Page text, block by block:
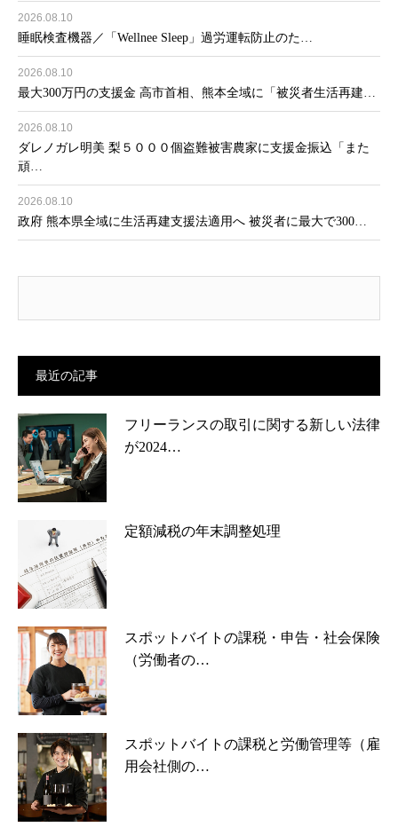
2026.08.10
睡眠検査機器／「Wellnee Sleep」過労運転防止のた…
2026.08.10
最大300万円の支援金 高市首相、熊本全域に「被災者生活再建…
2026.08.10
ダレノガレ明美 梨５０００個盗難被害農家に支援金振込「また
頑…
2026.08.10
政府 熊本県全域に生活再建支援法適用へ 被災者に最大で300…
最近の記事
フリーランスの取引に関する新しい法律
が2024…
定額減税の年末調整処理
スポットバイトの課税・申告・社会保険
（労働者の…
スポットバイトの課税と労働管理等（雇
用会社側の…